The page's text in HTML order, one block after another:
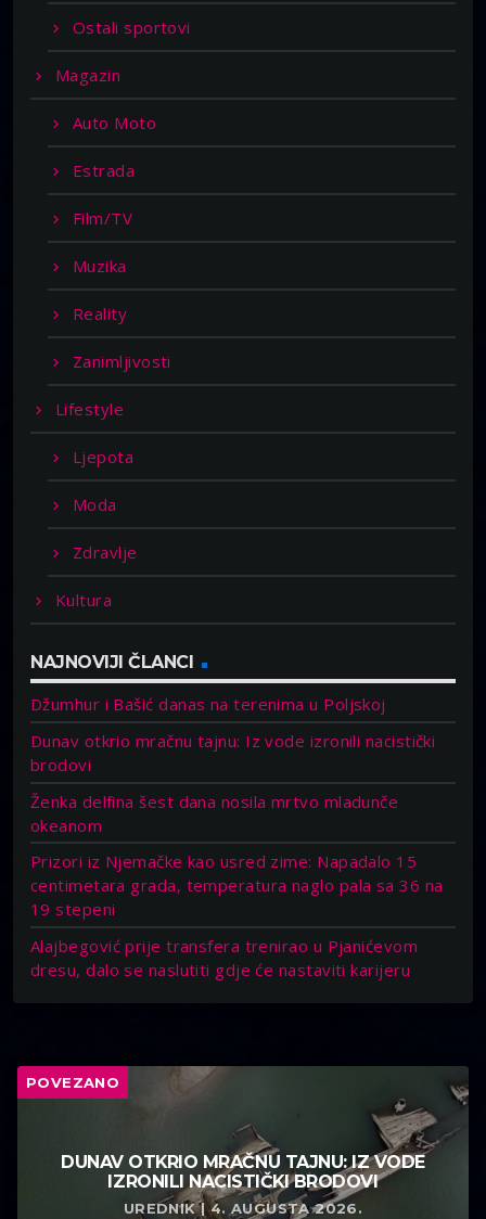
Ostali sportovi
Magazin
Auto Moto
Estrada
Film/TV
Muzika
Reality
Zanimljivosti
Lifestyle
Ljepota
Moda
Zdravlje
Kultura
NAJNOVIJI ČLANCI
Džumhur i Bašić danas na terenima u Poljskoj
Dunav otkrio mračnu tajnu: Iz vode izronili nacistički
brodovi
Ženka delfina šest dana nosila mrtvo mladunče
okeanom
Prizori iz Njemačke kao usred zime: Napadalo 15
centimetara grada, temperatura naglo pala sa 36 na
19 stepeni
Alajbegović prije transfera trenirao u Pjanićevom
dresu, dalo se naslutiti gdje će nastaviti karijeru
POVEZANO
DUNAV OTKRIO MRAČNU TAJNU: IZ VODE
IZRONILI NACISTIČKI BRODOVI
UREDNIK | 4. AUGUSTA 2026.